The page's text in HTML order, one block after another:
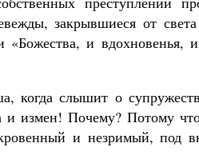
закрывшиеся от
«Божества, и вдохновенья,
когда слышит о
измен! Почему? Потому
и незримый, под
Великомученик